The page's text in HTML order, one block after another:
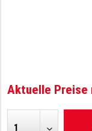
Aktuelle Preise